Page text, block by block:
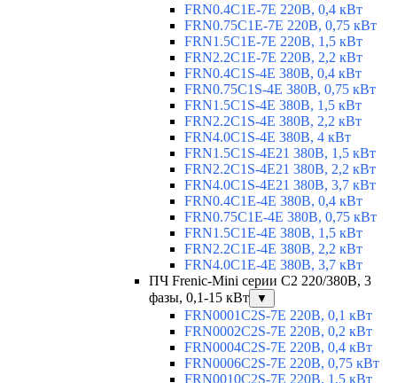
FRN0.4C1E-7E 220В, 0,4 кВт
FRN0.75C1E-7E 220В, 0,75 кВт
FRN1.5C1E-7E 220В, 1,5 кВт
FRN2.2C1E-7E 220В, 2,2 кВт
FRN0.4C1S-4E 380В, 0,4 кВт
FRN0.75C1S-4E 380В, 0,75 кВт
FRN1.5C1S-4E 380В, 1,5 кВт
FRN2.2C1S-4E 380В, 2,2 кВт
FRN4.0C1S-4E 380В, 4 кВт
FRN1.5C1S-4E21 380В, 1,5 кВт
FRN2.2C1S-4E21 380В, 2,2 кВт
FRN4.0C1S-4E21 380В, 3,7 кВт
FRN0.4C1E-4E 380В, 0,4 кВт
FRN0.75C1E-4E 380В, 0,75 кВт
FRN1.5C1E-4E 380В, 1,5 кВт
FRN2.2C1E-4E 380В, 2,2 кВт
FRN4.0C1E-4E 380В, 3,7 кВт
ПЧ Frenic-Mini серии С2 220/380В, 3
фазы, 0,1-15 кВт
▼
FRN0001C2S-7E 220В, 0,1 кВт
FRN0002C2S-7E 220В, 0,2 кВт
FRN0004C2S-7E 220В, 0,4 кВт
FRN0006C2S-7E 220В, 0,75 кВт
FRN0010C2S-7E 220В, 1,5 кВт